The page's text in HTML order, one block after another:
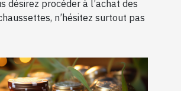
désirez procéder à l’achat des
n’hésitez surtout pas